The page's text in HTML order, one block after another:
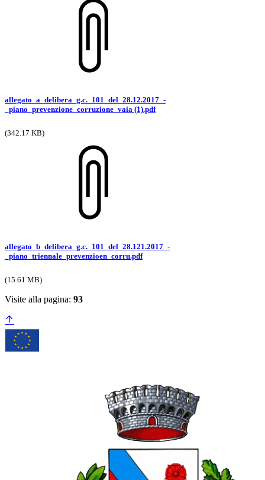
allegato_a_delibera_g.c._101_del_28.12.2017_-
_piano_prevenzione_corruzione_vaia (1).pdf
(342.17 KB)
allegato_b_delibera_g.c._101_del_28.121.2017_-
_piano_triennale_prevenzioen_corru.pdf
(15.61 MB)
Visite alla pagina: 93